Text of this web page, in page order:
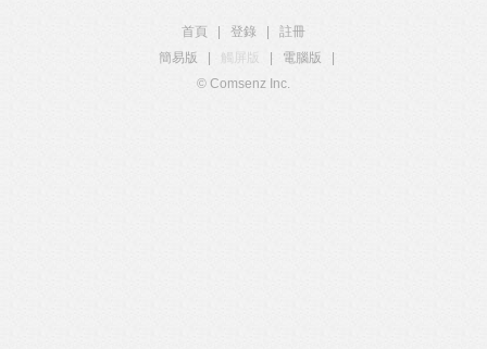
首頁 登錄
註冊
簡易版
觸屏版 電腦版
© Comsenz Inc.